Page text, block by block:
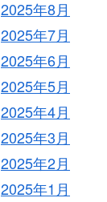
2025年8月
2025年7月
2025年6月
2025年5月
2025年4月
2025年3月
2025年2月
2025年1月